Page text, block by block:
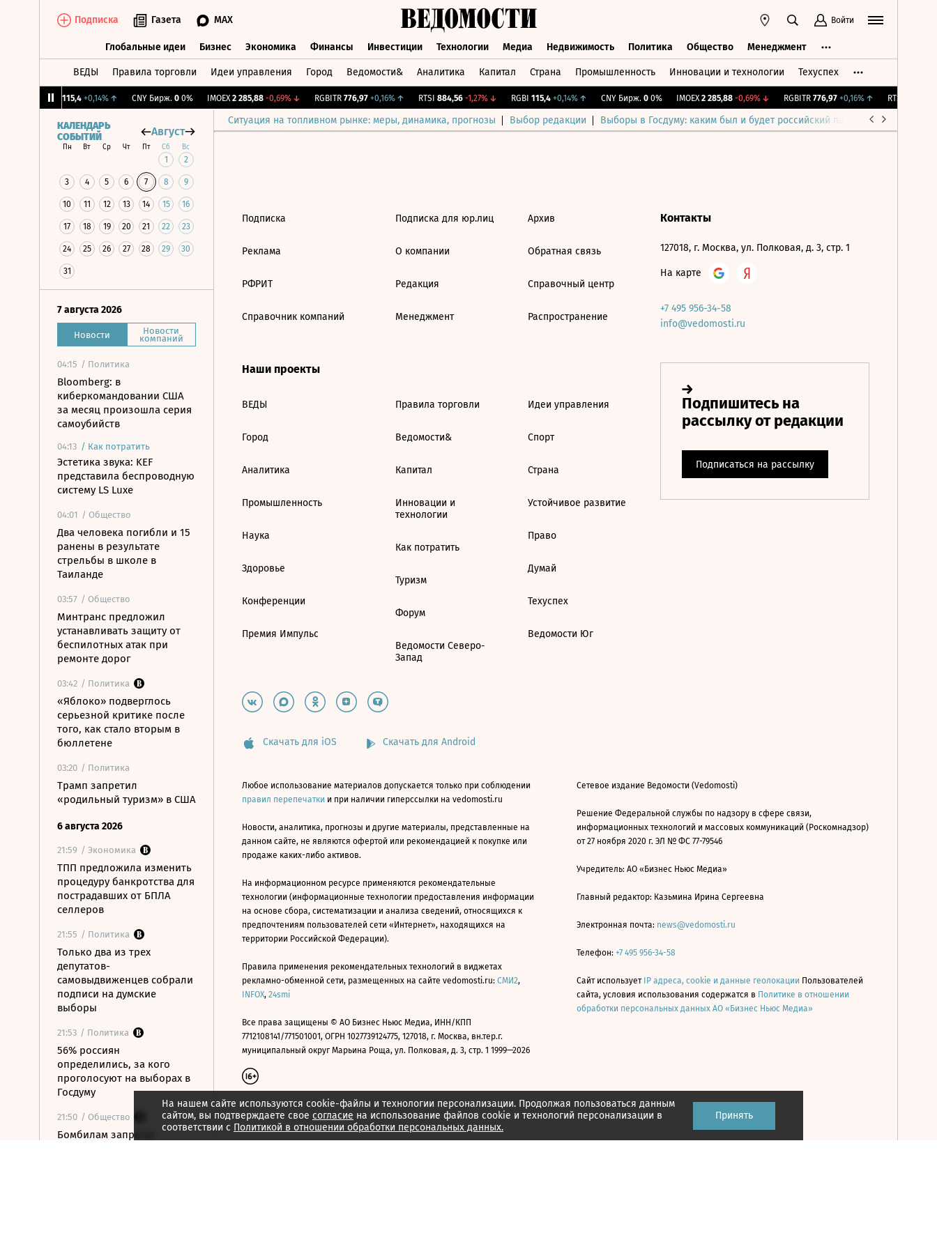
Подписка Газета MAX Войти
Глобальные идеи Бизнес Экономика Финансы Инвестиции Технологии Медиа Недвижимость Политика Общество Менеджмент
ВЕДЫ Правила торговли Идеи управления Город Ведомости& Аналитика Капитал Страна Промышленность Инновации и технологии Техуспех
115,4 +0,14%↑ CNY Бирж. 0 0% IMOEX 2 285,88 -0,69%↓ RGBITR 776,97 +0,16%↑ RTSI 884,56 -1,27%↓ RGBI 115,4 +0,14%↑ CNY Бирж. 0 0% IMOEX 2 285,88 -0,69%↓ RGBITR 776,97 +0,16%↑ RTSI
Ситуация на топливном рынке: меры, динамика, прогнозы Выбор редакции Выборы в Госдуму: каким был и будет российский парламент
КАЛЕНДАРЬ
СОБЫТИЙ
Август
Пн Вт Ср Чт Пт Сб Вс
1 2
3 4 5 6 7 8 9
10 11 12 13 14 15 16
17 18 19 20 21 22 23
24 25 26 27 28 29 30
31
7 августа 2026
Новости Новости
компаний
04:15 / Политика
Bloomberg: в
киберкомандовании США
за месяц произошла серия
самоубийств
04:13 / Как потратить
Эстетика звука: KEF
представила беспроводную
систему LS Luxe
04:01 / Общество
Два человека погибли и 15
ранены в результате
стрельбы в школе в
Таиланде
03:57 / Общество
Минтранс предложил
устанавливать защиту от
беспилотных атак при
ремонте дорог
03:42 / Политика
«Яблоко» подверглось
серьезной критике после
того, как стало вторым в
бюллетене
03:20 / Политика
Трамп запретил
«родильный туризм» в США
6 августа 2026
21:59 / Экономика
ТПП предложила изменить
процедуру банкротства для
пострадавших от БПЛА
селлеров
21:55 / Политика
Только два из трех
депутатов-
самовыдвиженцев собрали
подписи на думские
выборы
21:53 / Политика
56% россиян
определились, за кого
проголосуют на выборах в
Госдуму
21:50 / Общество
Бомбилам запретят
На нашем сайте используются cookie-файлы и технологии персонализации. Продолжая пользоваться данным
сайтом, вы подтверждаете свое согласие на использование файлов cookie и технологий персонализации в
соответствии с Политикой в отношении обработки персональных данных.
Принять
Подписка
Реклама
РФРИТ
Справочник компаний
Подписка для юр.лиц
О компании
Редакция
Менеджмент
Архив
Обратная связь
Справочный центр
Распространение
Наши проекты
ВЕДЫ
Город
Аналитика
Промышленность
Наука
Здоровье
Конференции
Премия Импульс
Правила торговли
Ведомости&
Капитал
Инновации и
технологии
Как потратить
Туризм
Форум
Ведомости Северо-
Запад
Идеи управления
Спорт
Страна
Устойчивое развитие
Право
Думай
Техуспех
Ведомости Юг
Контакты
127018, г. Москва, ул. Полковая, д. 3, стр. 1
На карте
+7 495 956-34-58
info@vedomosti.ru
Скачать для iOS Скачать для Android
Любое использование материалов допускается только при соблюдении
правил перепечатки и при наличии гиперссылки на vedomosti.ru
Новости, аналитика, прогнозы и другие материалы, представленные на
данном сайте, не являются офертой или рекомендацией к покупке или
продаже каких-либо активов.
На информационном ресурсе применяются рекомендательные
технологии (информационные технологии предоставления информации
на основе сбора, систематизации и анализа сведений, относящихся к
предпочтениям пользователей сети «Интернет», находящихся на
территории Российской Федерации).
Правила применения рекомендательных технологий в виджетах
рекламно-обменной сети, размещенных на сайте vedomosti.ru: СМИ2,
INFOX, 24smi
Все права защищены © АО Бизнес Ньюс Медиа, ИНН/КПП
7712108141/771501001, ОГРН 1027739124775, 127018, г. Москва, вн.тер.г.
муниципальный округ Марьина Роща, ул. Полковая, д. 3, стр. 1 1999—2026
Сетевое издание Ведомости (Vedomosti)
Решение Федеральной службы по надзору в сфере связи,
информационных технологий и массовых коммуникаций (Роскомнадзор)
от 27 ноября 2020 г. ЭЛ № ФС 77-79546
Учредитель: АО «Бизнес Ньюс Медиа»
Главный редактор: Казьмина Ирина Сергеевна
Электронная почта: news@vedomosti.ru
Телефон: +7 495 956-34-58
Сайт использует IP адреса, cookie и данные геолокации Пользователей
сайта, условия использования содержатся в Политике в отношении
обработки персональных данных АО «Бизнес Ньюс Медиа»